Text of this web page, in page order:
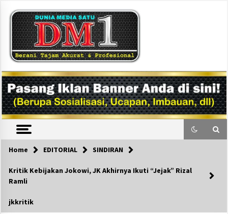
content
DM1
Home EDITORIAL SINDIRAN
Kritik Kebijakan Jokowi, JK Akhirnya Ikuti “Jejak” Rizal
Ramli
jkkritik